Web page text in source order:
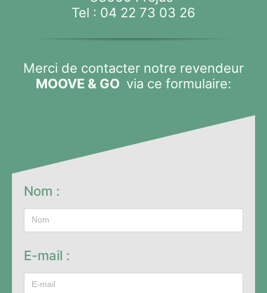
Tel : 04 22 73 03 26
Merci de contacter notre revendeur
MOOVE & GO via ce formulaire:
Nom :
E-mail :